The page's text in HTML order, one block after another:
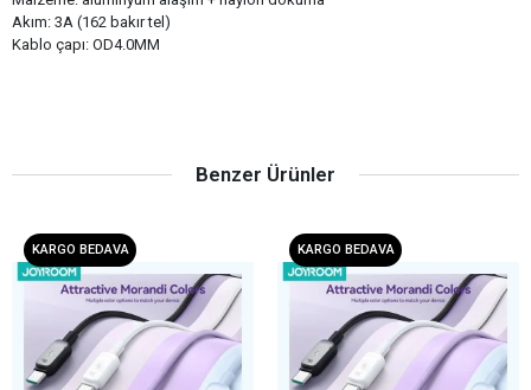
Akım: 3A (162 bakır tel)
Kablo çapı: OD4.0MM
Benzer Ürünler
KARGO BEDAVA KARGO BEDAVA